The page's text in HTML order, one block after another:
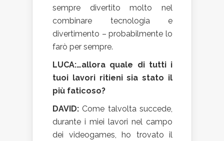
sempre divertito molto nel
combinare tecnologia e
divertimento – probabilmente lo
farò per sempre.
LUCA:…allora quale di tutti i
tuoi lavori ritieni sia stato il
più faticoso?
DAVID: Come talvolta succede,
durante i miei lavori nel campo
dei videogames, ho trovato il